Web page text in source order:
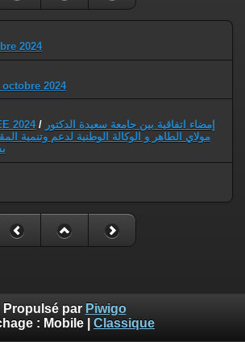
2024
2024
2024/ إمضاء اتفاقية بين جامعة سعيدة الدكتور
مولاي الطاهر و الوكالة الوطنية لدعم وتنمية
Propulsé par Piwigo
: Mobile Classique